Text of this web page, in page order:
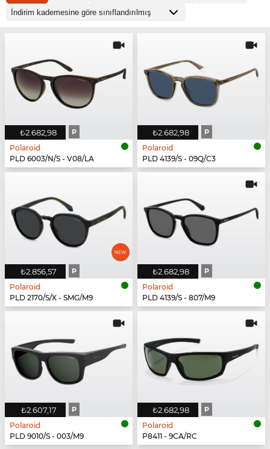
₺2.682,98 P
Polaroid
PLD 6003/N/S - V08/LA
₺2.682,98 P
Polaroid
PLD 4139/S - 09Q/C3
₺2.856,57 P
Polaroid
PLD 2170/S/X - SMG/M9
₺2.682,98 P
Polaroid
PLD 4139/S - 807/M9
₺2.607,17 P
Polaroid
PLD 9010/S - 003/M9
₺2.682,98 P
Polaroid
P8411 - 9CA/RC